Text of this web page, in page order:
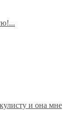
и она мне